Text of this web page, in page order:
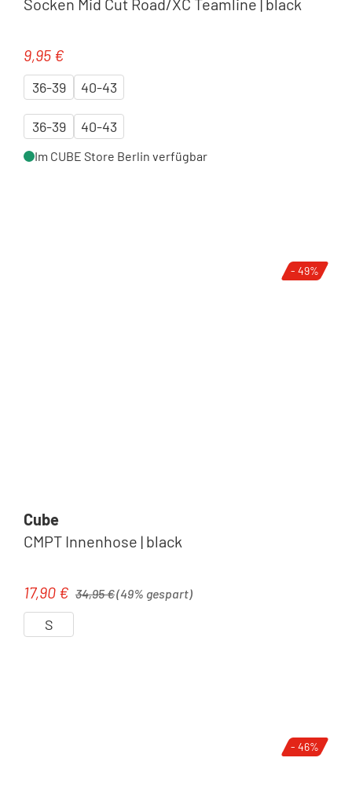
Socken Mid Cut Road/XC Teamline | black
Regulärer Preis:
9,95 €
36-39 40-43
36-39 40-43
Im CUBE Store Berlin verfügbar
- 49%
Cube
CMPT Innenhose | black
Verkaufspreis:
17,90 € Regulärer Preis:
34,95 €(49% gespart)
S
- 46%